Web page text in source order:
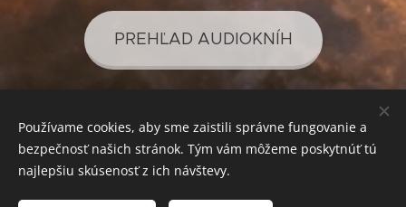
PREHĽAD AUDIOKNÍH
PREHĽAD PODCASTOV
Používame cookies, aby sme zaistili správne fungovanie a
bezpečnosť našich stránok. Tým vám môžeme poskytnúť tú
najlepšiu skúsenosť z ich návštevy.